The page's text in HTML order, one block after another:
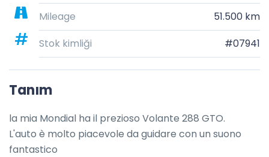
Mileage
51.500 km
Stok kimliği
#07941
Tanım
la mia Mondial ha il prezioso Volante 288 GTO.
L'auto è molto piacevole da guidare con un suono
fantastico